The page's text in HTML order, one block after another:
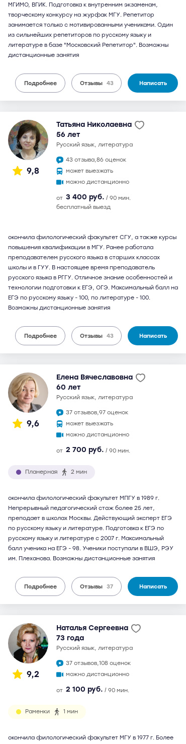
МГИМО, ВГИК. Подготовка к внутренним экзаменам,
творческому конкурсу на журфак МГУ. Репетитор
занимается только с мотивированными учениками. Один
из сильнейших репетиторов по русскому языку и
литературе в базе "Московский Репетитор". Возможны
дистанционные занятия
Подробнее Отзывы 43 Написать
9,8
Татьяна Николаевна
56 лет
русский язык, литература
43 отзыва,86 оценок
может выезжать
можно дистанционно
от 3 400 руб. / 90 мин.
бесплатный выезд
окончила филологический факультет СГУ, а также курсы
повышения квалификации в МГУ. Ранее работала
преподавателем русского языка в старших классах
школы и в ГУУ. В настоящее время преподаватель
русского языка в РГГУ. Отличное знание особенностей и
технологии подготовки к ЕГЭ, ОГЭ. Максимальный балл на
ЕГЭ по русскому языку - 100, по литературе - 100.
Возможны дистанционные занятия
Подробнее Отзывы 43 Написать
9,6
Елена Вячеславовна
60 лет
русский язык, литература
37 отзывов,97 оценок
может выезжать
можно дистанционно
от 2 700 руб. / 90 мин.
Планерная 2 мин
окончила филологический факультет МПГУ в 1989 г.
Непрерывный педагогический стаж более 25 лет,
преподает в школах Москвы. Действующий эксперт ЕГЭ
по русскому языку и литературе. Подготовка к ЕГЭ по
русскому языку и литературе с 2007 г. Максимальный
балл ученика на ЕГЭ - 98. Ученики поступали в ВШЭ, РЭУ
им. Плеханова. Возможны дистанционные занятия
Подробнее Отзывы 37 Написать
9,2
Наталья Сергеевна
73 года
русский язык, литература
37 отзывов,108 оценок
можно дистанционно
от 2 100 руб. / 90 мин.
Раменки 1 мин
окончила филологический факультет МГУ в 1977 г. Более